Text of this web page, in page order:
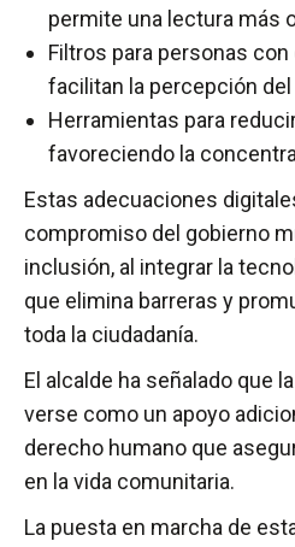
permite una lectura más
Filtros para personas
facilitan la percepción
Herramientas para
favoreciendo la
Estas adecuaciones
compromiso del gobierno
inclusión, al integrar la
que elimina barreras y
toda la ciudadanía.
El alcalde ha señalado que
verse como un apoyo
derecho humano que
en la vida comunitaria.
La puesta en marcha de